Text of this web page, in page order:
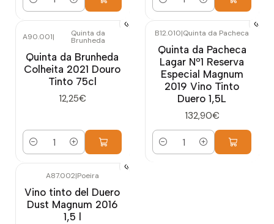
Cantidad Cantidad
A90.001| Quinta da
Brunheda
Quinta da Brunheda
Colheita 2021 Douro
Tinto 75cl
12,25€
Cantidad
B12.010|Quinta da Pacheca
Quinta da Pacheca
Lagar Nº1 Reserva
Especial Magnum
2019 Vino Tinto
Duero 1,5L
132,90€
Cantidad
A87.002|Poeira
Vino tinto del Duero
Dust Magnum 2016
1,5 l